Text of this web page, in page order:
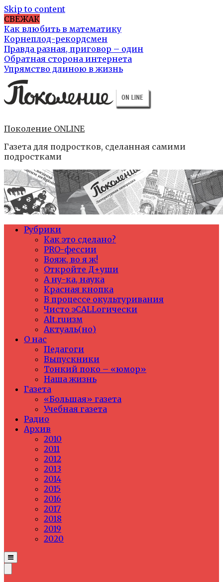
Skip to content
СВЕЖАК
Как влюбить в математику
Корнеплод-рекордсмен
Правда разная, приговор – один
Обратная сторона интернета
Упрямство длиною в жизнь
Поколение ONLINE
Газета для подростков, сделанная самими
подростками
Рубрики
Как это сделано?
PRO-фессии
Вояж, во я ж!
Откройте Д+уши
А ну-ка, наука
Красная кнопка
В процессе окультуривания
Чисто эCALLогически
Alt.ruизм
Актуаль(но)
О нас
Педагоги
Выпускники
Тонкий поко – «юмор»
Наша жизнь
Газета
«Большая» газета
Учебная газета
Радио
Архив
2010
2011
2012
2013
2014
2015
2016
2017
2018
2019
2020